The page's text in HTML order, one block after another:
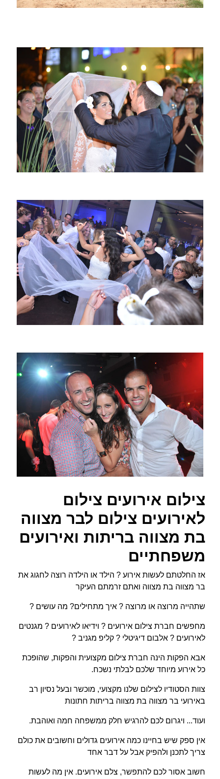
צילום אירועים צילום
לאירועים צילום לבר מצווה
בת מצווה בריתות ואירועים
משפחתיים
אז החלטתם לעשות אירוע ? הילד או הילדה רוצה לחגוג את
בר מצווה בת מצווה ואתם זרמתם העיקר
שתהייה מרוצה או מרוצה ? איך מתחילים? מה עושים ?
מחפשים חברת צילום אירועים ? וידיאו לאירועים ? מגנטים
לאירועים ? אלבום דיגיטלי ? קליפ מגניב ?
אבא הפקות הינה חברת צילום מקצועית והפקות, שהופכת
כל אירוע מיוחד שלכם לבלתי נשכח.
צוות הסטודיו לצילום שלנו מקצועי, מוכשר ובעל נסיון רב
באירועי בר מצווה בת מצווה בריתות חתונות
ועוד... ויגרום לכם להרגיש חלק ממשפחה חמה ואוהבת.
אין ספק שיש בחיינו כמה אירועים גדולים וחשובים את כולם
צריך לתכנן ולהפיק אבל על דבר אחד
חשוב אסור לכם להתפשר, צלם אירועים. אין מה לעשות